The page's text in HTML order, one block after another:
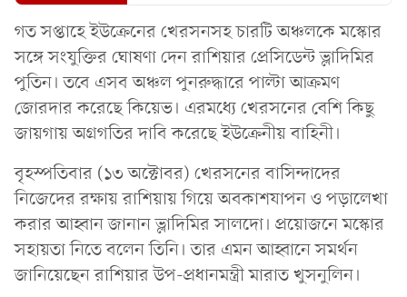
গত সপ্তাহে ইউক্রেনের খেরসনসহ চারটি অঞ্চলকে মস্কোর
সঙ্গে সংযুক্তির ঘোষণা দেন রাশিয়ার প্রেসিডেন্ট ভ্লাদিমির
পুতিন। তবে এসব অঞ্চল পুনরুদ্ধারে পাল্টা আক্রমণ
জোরদার করেছে কিয়েভ। এরমধ্যে খেরসনের বেশি কিছু
জায়গায় অগ্রগতির দাবি করেছে ইউক্রেনীয় বাহিনী।
বৃহস্পতিবার (১৩ অক্টোবর) খেরসনের বাসিন্দাদের
নিজেদের রক্ষায় রাশিয়ায় গিয়ে অবকাশযাপন ও পড়ালেখা
করার আহ্বান জানান ভ্লাদিমির সালদো। প্রয়োজনে মস্কোর
সহায়তা নিতে বলেন তিনি। তার এমন আহ্বানে সমর্থন
জানিয়েছেন রাশিয়ার উপ-প্রধানমন্ত্রী মারাত খুসনুলিন।